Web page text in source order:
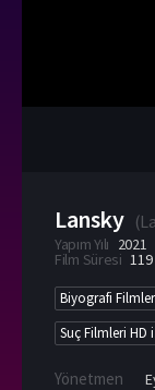
Lansky (
Yapım Yılı 2021
Film Süresi
Biyografi
Suç Filmleri HD
Yönetmen